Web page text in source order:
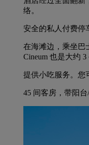
络。
安全的私人付费停
在海滩边，乘坐巴
Cineum 也是大约 3
提供小吃服务。您
45 间客房，带阳台